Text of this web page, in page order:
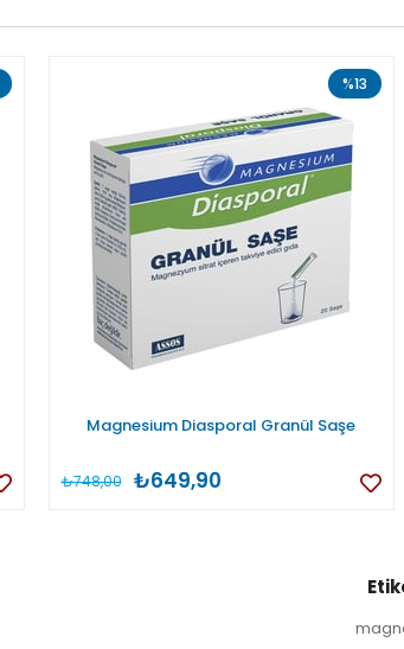
Magnesium Diasporal Granül Saşe
₺649,90
₺748,00
%13